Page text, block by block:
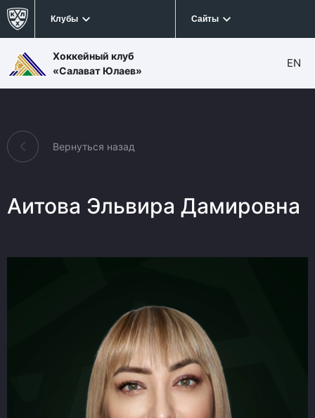
Клубы Сайты
Хоккейный клуб
«Салават Юлаев»
EN
Вернуться назад
Аитова Эльвира Дамировна